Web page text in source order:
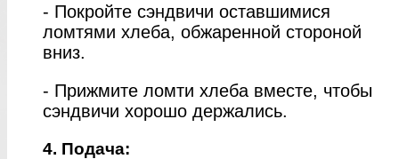
- Покройте сэндвичи оставшимися
ломтями хлеба, обжаренной стороной
вниз.
- Прижмите ломти хлеба вместе, чтобы
сэндвичи хорошо держались.
4. Подача: